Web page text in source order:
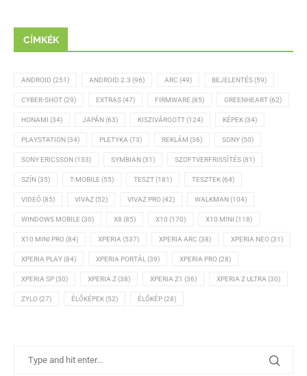
CÍMKÉK
ANDROID (251) ANDROID 2.3 (96) ARC (49) BEJELENTÉS(59)
CYBER-SHOT(29) EXTRAS(47) FIRMWARE (85) GREENHEART(62)
HONAMI (34) JAPÁN(63) KISZIVÁRGOTT(124) KÉPEK(34)
PLAYSTATION(34) PLETYKA (73) REKLÁM (36) SONY(50)
SONY ERICSSON(133) SYMBIAN(31) SZOFTVERFRISSÍTÉS(81)
SZÍN(35) T-MOBILE (55) TESZT(181) TESZTEK(64)
VIDEÓ(85) VIVAZ(52) VIVAZ PRO(42) WALKMAN(104)
WINDOWS MOBILE (30) X8 (85) X10 (170) X10 MINI (118)
X10 MINI PRO(84) XPERIA (537) XPERIA ARC (38) XPERIA NEO(31)
XPERIA PLAY(84) XPERIA PORTÁL (39) XPERIA PRO(28)
XPERIA SP(30) XPERIA Z(38) XPERIA Z1 (36) XPERIA Z ULTRA (30)
ZYLO(27) ÉLŐKÉPEK(52) ÉLŐKÉP(28)